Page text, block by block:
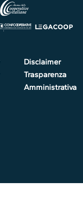
Disclaimer
Trasparenza
Amministrativa